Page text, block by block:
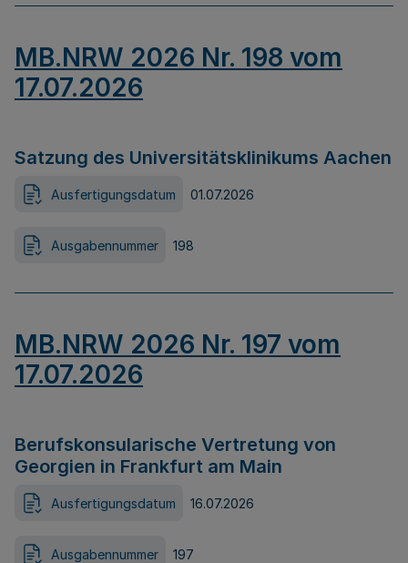
MB.NRW 2026 Nr. 198 vom
17.07.2026
Satzung des Universitätsklinikums Aachen
Ausfertigungsdatum 01.07.2026
Ausgabennummer 198
MB.NRW 2026 Nr. 197 vom
17.07.2026
Berufskonsularische Vertretung von
Georgien in Frankfurt am Main
Ausfertigungsdatum 16.07.2026
Ausgabennummer 197